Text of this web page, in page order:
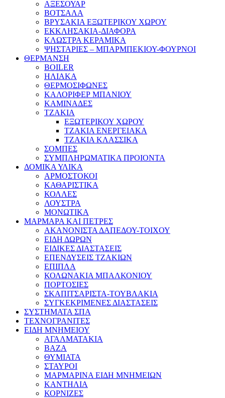
ΑΞΕΣΟΥΑΡ
ΒΟΤΣΑΛΑ
ΒΡΥΣΑΚΙΑ ΕΞΩΤΕΡΙΚΟΥ ΧΩΡΟΥ
ΕΚΚΛΗΣΑΚΙΑ-ΔΙΑΦΟΡΑ
ΚΛΩΣΤΡΑ ΚΕΡΑΜΙΚΑ
ΨΗΣΤΑΡΙΕΣ – ΜΠΑΡΜΠΕΚΙΟΥ-ΦΟΥΡΝΟΙ
ΘΕΡΜΑΝΣΗ
BOILER
ΗΛΙΑΚΑ
ΘΕΡΜΟΣΙΦΩΝΕΣ
ΚΑΛΟΡΙΦΕΡ ΜΠΑΝΙΟΥ
ΚΑΜΙΝΑΔΕΣ
ΤΖΑΚΙΑ
ΕΞΩΤΕΡΙΚΟΥ ΧΩΡΟΥ
ΤΖΑΚΙΑ ΕΝΕΡΓΕΙΑΚΑ
ΤΖΑΚΙΑ ΚΛΑΣΣΙΚΑ
ΣΟΜΠΕΣ
ΣΥΜΠΛΗΡΩΜΑΤΙΚΑ ΠΡΟΙΟΝΤΑ
ΔΟΜΙΚΑ ΥΛΙΚΑ
ΑΡΜΟΣΤΟΚΟΙ
ΚΑΘΑΡΙΣΤΙΚΑ
ΚΟΛΛΕΣ
ΛΟΥΣΤΡΑ
ΜΟΝΩΤΙΚΑ
ΜΑΡΜΑΡΑ ΚΑΙ ΠΕΤΡΕΣ
ΑΚΑΝΟΝΙΣΤΑ ΔΑΠΕΔΟΥ-ΤΟΙΧΟΥ
ΕΙΔΗ ΔΩΡΩΝ
ΕΙΔΙΚΕΣ ΔΙΑΣΤΑΣΕΙΣ
ΕΠΕΝΔΥΣΕΙΣ ΤΖΑΚΙΩΝ
ΕΠΙΠΛΑ
ΚΟΛΩΝΑΚΙΑ ΜΠΑΛΚΟΝΙΟΥ
ΠΟΡΤΟΣΙΕΣ
ΣΚΑΠΙΤΣΑΡΙΣΤΑ-ΤΟΥΒΛΑΚΙΑ
ΣΥΓΚΕΚΡΙΜΕΝΕΣ ΔΙΑΣΤΑΣΕΙΣ
ΣΥΣΤΗΜΑΤΑ ΣΠΑ
ΤΕΧΝΟΓΡΑΝΙΤΕΣ
ΕΙΔΗ ΜΝΗΜΕΙΟΥ
ΑΓΑΛΜΑΤΑΚΙΑ
ΒΑΖΑ
ΘΥΜΙΑΤΑ
ΣΤΑΥΡΟΙ
ΜΑΡΜΑΡΙΝΑ ΕΙΔΗ ΜΝΗΜΕΙΩΝ
ΚΑΝΤΗΛΙΑ
ΚΟΡΝΙΖΕΣ